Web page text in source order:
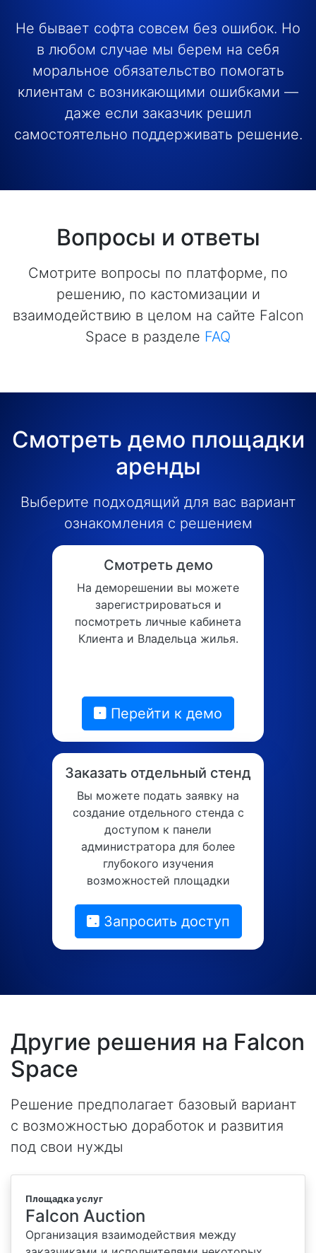
Не бывает софта совсем без ошибок. Но
в любом случае мы берем на себя
моральное обязательство помогать
клиентам с возникающими ошибками —
даже если заказчик решил
самостоятельно поддерживать решение.
Вопросы и ответы
Смотрите вопросы по платформе, по
решению, по кастомизации и
взаимодействию в целом на сайте Falcon
Space в разделе FAQ
Смотреть демо площадки
аренды
Выберите подходящий для вас вариант
ознакомления с решением
Смотреть демо
На деморешении вы можете
зарегистрироваться и
посмотреть личные кабинета
Клиента и Владельца жилья.
Перейти к демо
Заказать отдельный стенд
Вы можете подать заявку на
создание отдельного стенда с
доступом к панели
администратора для более
глубокого изучения
возможностей площадки
Запросить доступ
Другие решения на Falcon
Space
Решение предполагает базовый вариант
с возможностью доработок и развития
под свои нужды
Площадка услуг
Falcon Auction
Организация взаимодействия между